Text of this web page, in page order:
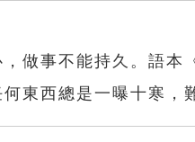
做事不能持久。語本
何東西總是一曝十寒，